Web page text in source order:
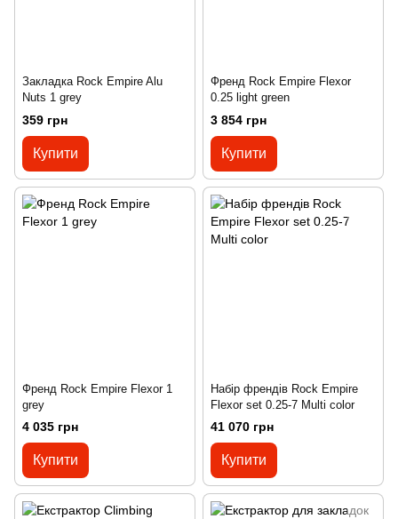
Закладка Rock Empire Alu
Nuts 1 grey
359 грн
Купити
Френд Rock Empire Flexor
0.25 light green
3 854 грн
Купити
Френд Rock Empire Flexor 1
grey
4 035 грн
Купити
Набір френдів Rock Empire
Flexor set 0.25-7 Multi color
41 070 грн
Купити